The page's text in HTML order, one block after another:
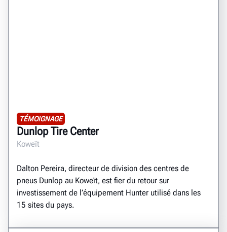
TÉMOIGNAGE
Dunlop Tire Center
Koweït
Dalton Pereira, directeur de division des centres de
pneus Dunlop au Koweït, est fier du retour sur
investissement de l’équipement Hunter utilisé dans les
15 sites du pays.